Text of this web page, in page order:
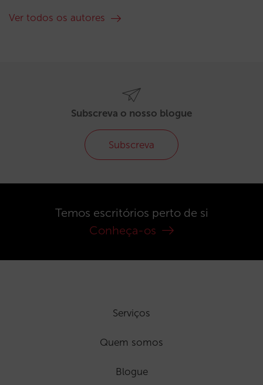
Ver todos os autores
Subscreva o nosso blogue
Subscreva
Temos escritórios perto de si
Conheça-os
Serviços
Quem somos
Blogue